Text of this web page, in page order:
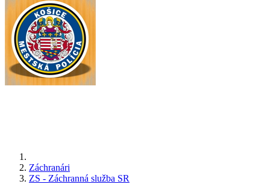
Záchranári
ZS - Záchranná služba SR